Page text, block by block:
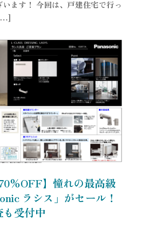
ます！ 今回は、戸建住宅で行っ
】憧れの最高級
ラシス」がセール！
も受付中